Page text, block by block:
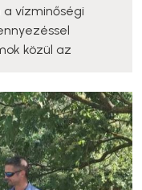
a vízminőségi
közül az